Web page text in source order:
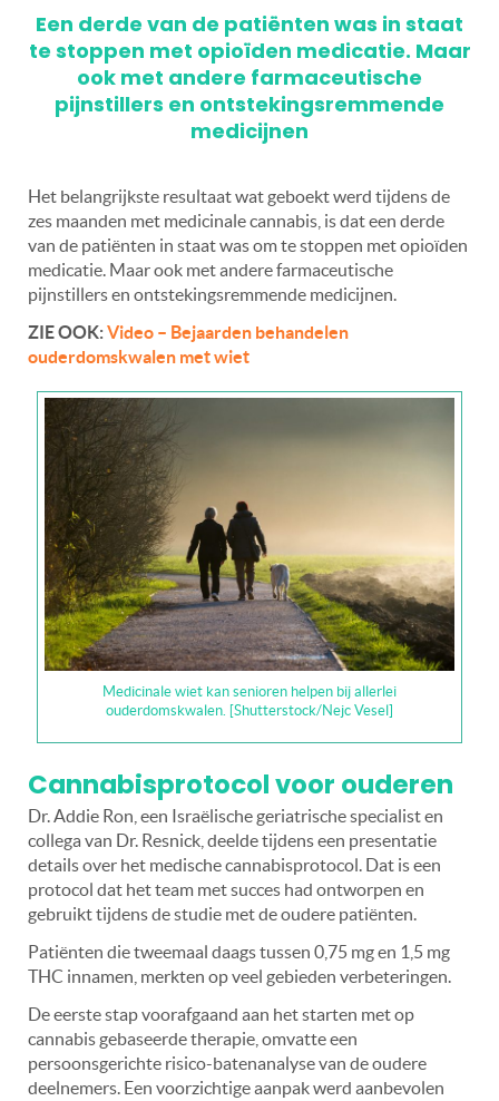
Een derde van de patiënten was in staat
te stoppen met opioïden medicatie. Maar
ook met andere farmaceutische
pijnstillers en ontstekingsremmende
medicijnen
Het belangrijkste resultaat wat geboekt werd tijdens de
zes maanden met medicinale cannabis, is dat een derde
van de patiënten in staat was om te stoppen met opioïden
medicatie. Maar ook met andere farmaceutische
pijnstillers en ontstekingsremmende medicijnen.
ZIE OOK:Video – Bejaarden behandelen
ouderdomskwalen met wiet
Medicinale wiet kan senioren helpen bij allerlei
ouderdomskwalen. [Shutterstock/Nejc Vesel]
Cannabisprotocol voor ouderen
Dr. Addie Ron, een Israëlische geriatrische specialist en
collega van Dr. Resnick, deelde tijdens een presentatie
details over het medische cannabisprotocol. Dat is een
protocol dat het team met succes had ontworpen en
gebruikt tijdens de studie met de oudere patiënten.
Patiënten die tweemaal daags tussen 0,75 mg en 1,5 mg
THC innamen, merkten op veel gebieden verbeteringen.
De eerste stap voorafgaand aan het starten met op
cannabis gebaseerde therapie, omvatte een
persoonsgerichte risico-batenanalyse van de oudere
deelnemers. Een voorzichtige aanpak werd aanbevolen